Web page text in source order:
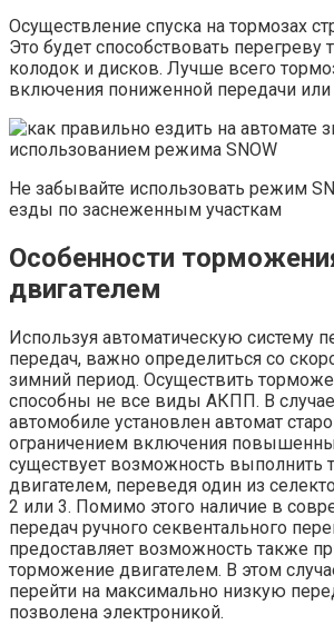
Осуществление спуска на тормозах
Это будет способствовать перегреву
колодок и дисков. Лучше всего
включения пониженной передачи
Не забывайте использовать режим
езды по заснеженным участкам
Особенности
двигателем
Используя автоматическую систему
передач, важно определиться со
зимний период. Осуществить
способны не все виды АКПП. В
автомобиле установлен автомат
ограничением включения
существует возможность выполнить
двигателем, переведя один из
2 или 3. Помимо этого наличие в
передач ручного секвентального
предоставляет возможность также
торможение двигателем. В этом
перейти на максимально низкую
позволена электроникой.